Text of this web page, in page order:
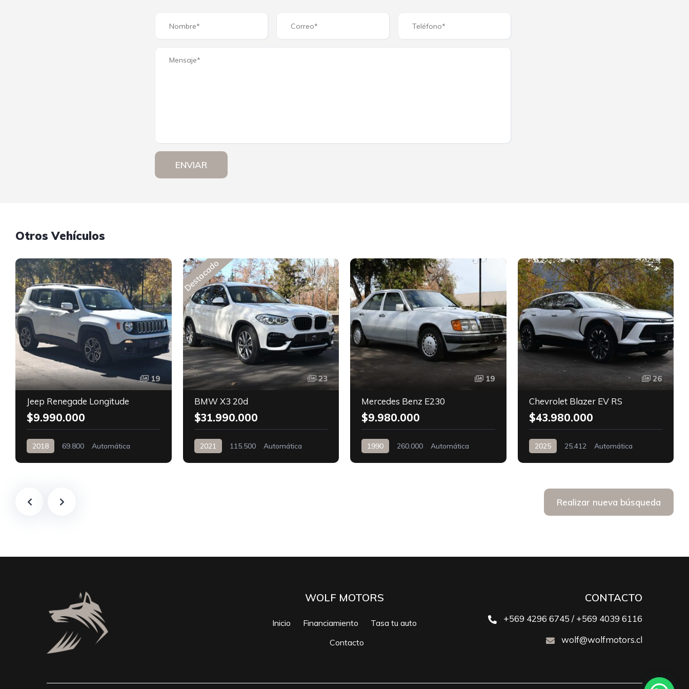
ENVIAR
Otros Vehículos
19
Jeep Renegade Longitude
$9.990.000
2018 69.800 Automática
Destacado
23
BMW X3 20d
$31.990.000
2021 115.500 Automática
19
Mercedes Benz E230
$9.980.000
1990 260.000 Automática
26
Chevrolet Blazer EV RS
$43.980.000
2025 25.412 Automática
Realizar nueva búsqueda
WOLF MOTORS
Inicio Financiamiento
Tasa tu auto
Contacto
CONTACTO
+569 4296 6745 / +569 4039 6116
wolf@wolfmotors.cl